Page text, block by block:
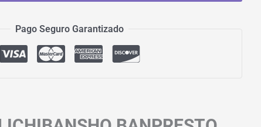
Pago Seguro Garantizado